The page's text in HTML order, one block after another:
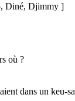
Diné, Djimmy ]
où ?
dans un keu-sa